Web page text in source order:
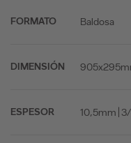
FORMATO Baldosa
DIMENSIÓN
ESPESOR 10,5mm |